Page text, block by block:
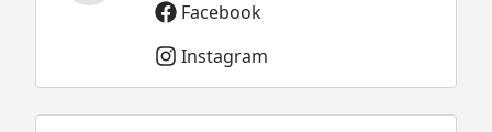
Facebook
Instagram